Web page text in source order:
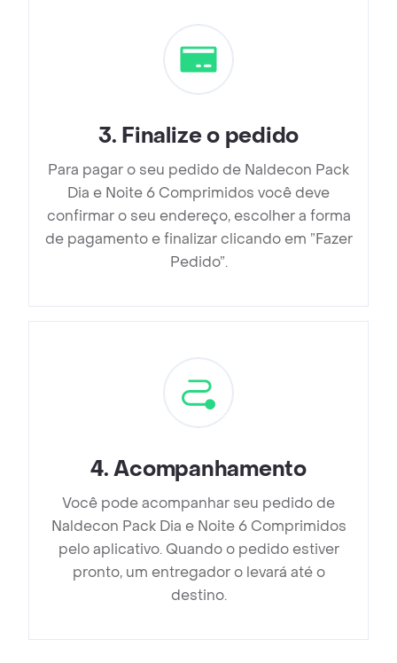
3. Finalize o pedido
Para pagar o seu pedido de Naldecon Pack
Dia e Noite 6 Comprimidos você deve
confirmar o seu endereço, escolher a forma
de pagamento e finalizar clicando em ”Fazer
Pedido”.
4.Acompanhamento
Você pode acompanhar seu pedido de
Naldecon Pack Dia e Noite 6 Comprimidos
pelo aplicativo. Quando o pedido estiver
pronto, um entregador o levará até o
destino.